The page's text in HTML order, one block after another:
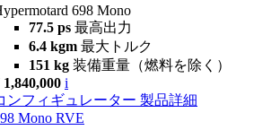
698 Mono
77.5 ps 最高出力
6.4 kgm 最大トルク
151 kg 装備重量（燃料を除く）
1,840,000 i
ンフィギュレーター 製品詳細
Mono RVE